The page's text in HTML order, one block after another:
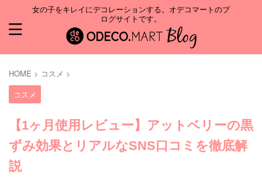
女の子をキレイにデコレーションする。オデコマートのブ
ログサイトです。
HOME > コスメ >
コスメ
【1ヶ月使用レビュー】アットベリーの黒
ずみ効果とリアルなSNS口コミを徹底解
説